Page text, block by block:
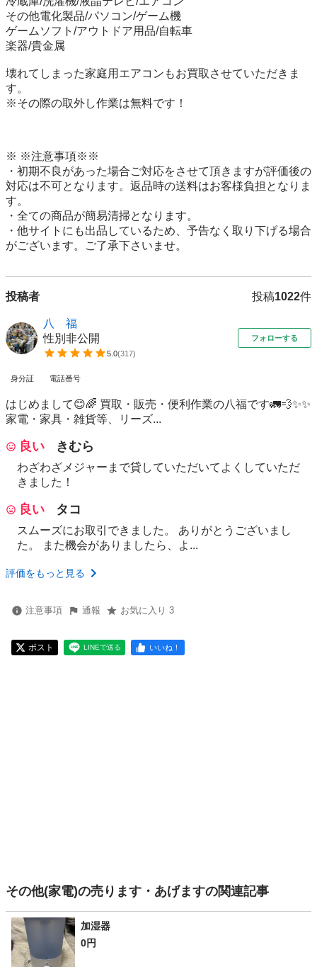
その他電化製品/パソコン/ゲーム機
ゲームソフト/アウトドア用品/自転車
楽器/貴金属
壊れてしまった家庭用エアコンもお買取させていただきま
す。
※その際の取外し作業は無料です！
※ ※注意事項※※
・初期不良があった場合ご対応をさせて頂きますが評価後の
対応は不可となります。返品時の送料はお客様負担となりま
す。
・全ての商品が簡易清掃となります。
・他サイトにも出品しているため、予告なく取り下げる場合
がございます。ご了承下さいませ。
投稿者 投稿1022件
八 福
性別非公開
5.0(317)
フォローする
身分証 電話番号
はじめまして😊🌈 買取・販売・便利作業の八福です🚛💨✨✨
家電・家具・雑貨等、リーズ...
良い きむら
わざわざメジャーまで貸していただいてよくしていただ
きました！
良い タコ
スムーズにお取引できました。 ありがとうございまし
た。 また機会がありましたら、よ...
評価をもっと見る
注意事項 通報 お気に入り 3
ポスト LINEで送る いいね！
その他(家電)の売ります・あげますの関連記事
加湿器
0円